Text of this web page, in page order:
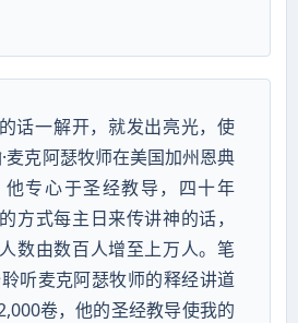
话一解开，就发出亮光，使
麦克阿瑟牧师在美国加州恩典
专心于圣经教导，四十年
方式每主日来传讲神的话，
数由数百人增至上万人。笔
听麦克阿瑟牧师的释经讲道
卷，他的圣经教导使我的